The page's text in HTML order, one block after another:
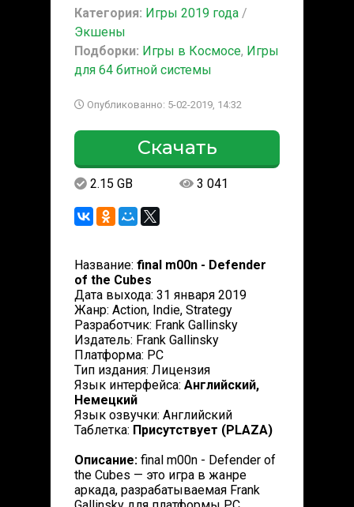
Категория: Игры 2019 года /
Экшены
Подборки: Игры в Космосе, Игры
для 64 битной системы
Опубликованно: 5-02-2019, 14:32
Скачать
2.15 GB 3 041
Название: final m00n - Defender
of the Cubes
Дата выхода: 31 января 2019
Жанр: Action, Indie, Strategy
Разработчик: Frank Gallinsky
Издатель: Frank Gallinsky
Платформа: PC
Тип издания: Лицензия
Язык интерфейса: Английский,
Немецкий
Язык озвучки: Английский
Таблетка: Присутствует (PLAZA)
Описание: final m00n - Defender of
the Cubes — это игра в жанре
аркада, разрабатываемая Frank